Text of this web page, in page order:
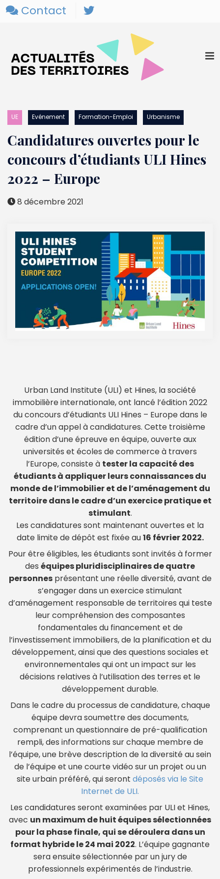
Contact
UE Evénement Formation-Emploi Urbanisme
Candidatures ouvertes pour le
concours d’étudiants ULI Hines
2022 – Europe
8 décembre 2021
Urban Land Institute (ULI) et Hines, la société
immobilière internationale, ont lancé l’édition 2022
du concours d’étudiants ULI Hines – Europe dans le
cadre d’un appel à candidatures. Cette troisième
édition d’une épreuve en équipe, ouverte aux
universités et écoles de commerce à travers
l’Europe, consiste à tester la capacité des
étudiants à appliquer leurs connaissances du
monde de l’immobilier et de l’aménagement du
territoire dans le cadre d’un exercice pratique et
stimulant.
Les candidatures sont maintenant ouvertes et la
date limite de dépôt est fixée au16 février 2022.
Pour être éligibles, les étudiants sont invités à former
des équipes pluridisciplinaires de quatre
personnesprésentant une réelle diversité, avant de
s’engager dans un exercice stimulant
d’aménagement responsable de territoires qui teste
leur compréhension des composantes
fondamentales du financement et de
l’investissement immobiliers, de la planification et du
développement, ainsi que des questions sociales et
environnementales qui ont un impact sur les
décisions relatives à l’utilisation des terres et le
développement durable.
Dans le cadre du processus de candidature, chaque
équipe devra soumettre des documents,
comprenant un questionnaire de pré-qualification
rempli, des informations sur chaque membre de
l’équipe, une brève description de la diversité au sein
de l’équipe et une courte vidéo sur un projet ou un
site urbain préféré, qui seront déposés via le Site
Internet de ULI.
Les candidatures seront examinées par ULI et Hines,
avec un maximum de huit équipes sélectionnées
pour la phase finale, qui se déroulera dans un
format hybride le 24 mai 2022. L’équipe gagnante
sera ensuite sélectionnée par un jury de
professionnels expérimentés de l’industrie.